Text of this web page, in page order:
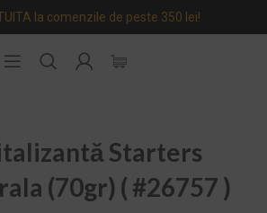
la comenzile de peste 350 lei!
Starters
(70gr) ( #26757 )